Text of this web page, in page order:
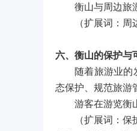
衡山与周边旅
（扩展词：
六、衡山的保护与
随着旅游业的
态保护、规范旅游
游客在游览衡
（扩展词：保